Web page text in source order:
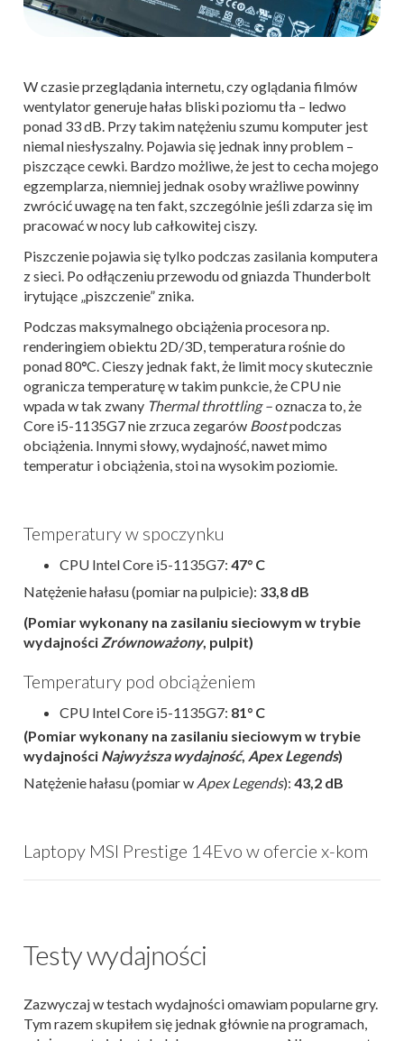
W czasie przeglądania internetu, czy oglądania filmów
wentylator generuje hałas bliski poziomu tła – ledwo
ponad 33 dB. Przy takim natężeniu szumu komputer jest
niemal niesłyszalny. Pojawia się jednak inny problem –
piszczące cewki. Bardzo możliwe, że jest to cecha mojego
egzemplarza, niemniej jednak osoby wrażliwe powinny
zwrócić uwagę na ten fakt, szczególnie jeśli zdarza się im
pracować w nocy lub całkowitej ciszy.
Piszczenie pojawia się tylko podczas zasilania komputera
z sieci. Po odłączeniu przewodu od gniazda Thunderbolt
irytujące „piszczenie” znika.
Podczas maksymalnego obciążenia procesora np.
renderingiem obiektu 2D/3D, temperatura rośnie do
ponad 80°C. Cieszy jednak fakt, że limit mocy skutecznie
ogranicza temperaturę w takim punkcie, że CPU nie
wpada w tak zwany Thermal throttling –oznacza to, że
Core i5-1135G7 nie zrzuca zegarów Boostpodczas
obciążenia. Innymi słowy, wydajność, nawet mimo
temperatur i obciążenia, stoi na wysokim poziomie.
Temperatury w spoczynku
CPU Intel Core i5-1135G7: 47° C
Natężenie hałasu (pomiar na pulpicie): 33,8 dB
(Pomiar wykonany na zasilaniu sieciowym w trybie
wydajności Zrównoważony, pulpit)
Temperatury pod obciążeniem
CPU Intel Core i5-1135G7: 81° C
(Pomiar wykonany na zasilaniu sieciowym w trybie
wydajności Najwyższa wydajność, Apex Legends)
Natężenie hałasu (pomiar w Apex Legends): 43,2 dB
Laptopy MSI Prestige 14Evo w ofercie x-kom
Testy wydajności
Zazwyczaj w testach wydajności omawiam popularne gry.
Tym razem skupiłem się jednak głównie na programach,